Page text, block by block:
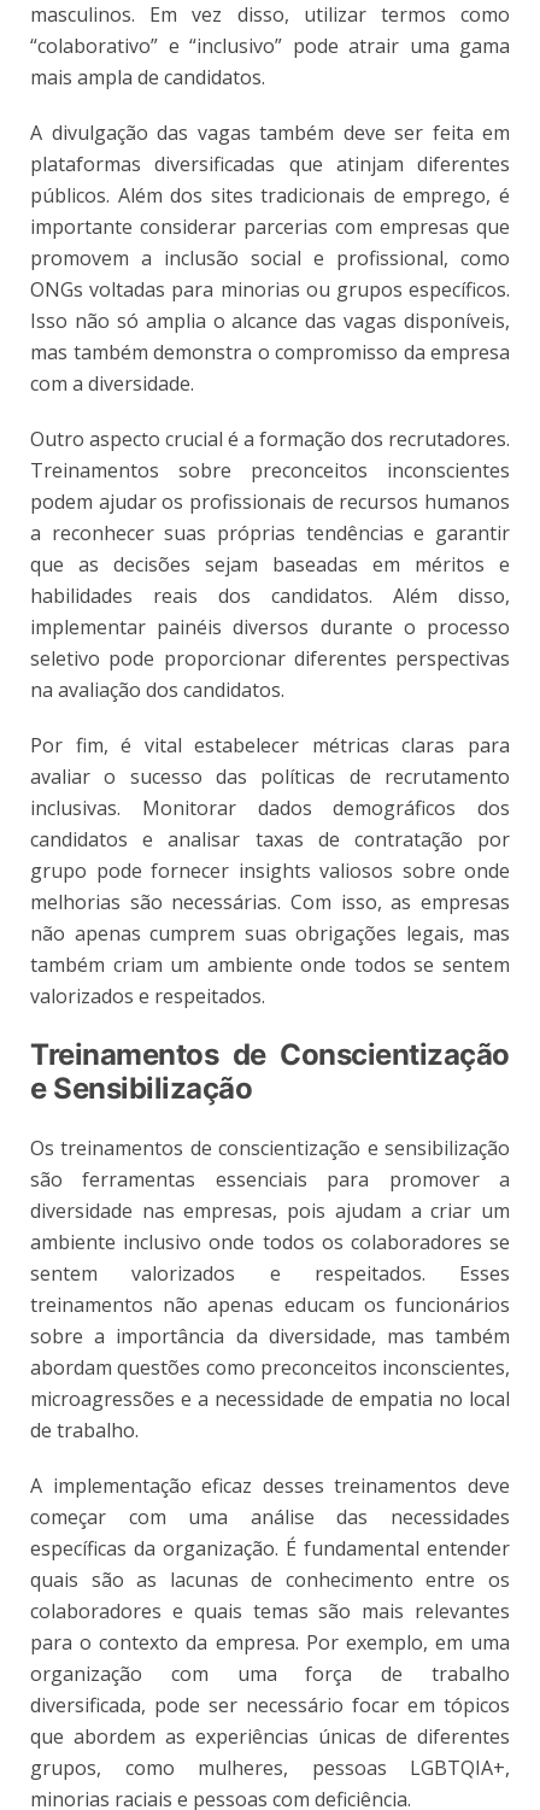
masculinos. Em vez disso, utilizar termos como
“colaborativo” e “inclusivo” pode atrair uma gama
mais ampla de candidatos.
A divulgação das vagas também deve ser feita em
plataformas diversificadas que atinjam diferentes
públicos. Além dos sites tradicionais de emprego, é
importante considerar parcerias com empresas que
promovem a inclusão social e profissional, como
ONGs voltadas para minorias ou grupos específicos.
Isso não só amplia o alcance das vagas disponíveis,
mas também demonstra o compromisso da empresa
com a diversidade.
Outro aspecto crucial é a formação dos recrutadores.
Treinamentos sobre preconceitos inconscientes
podem ajudar os profissionais de recursos humanos
a reconhecer suas próprias tendências e garantir
que as decisões sejam baseadas em méritos e
habilidades reais dos candidatos. Além disso,
implementar painéis diversos durante o processo
seletivo pode proporcionar diferentes perspectivas
na avaliação dos candidatos.
Por fim, é vital estabelecer métricas claras para
avaliar o sucesso das políticas de recrutamento
inclusivas. Monitorar dados demográficos dos
candidatos e analisar taxas de contratação por
grupo pode fornecer insights valiosos sobre onde
melhorias são necessárias. Com isso, as empresas
não apenas cumprem suas obrigações legais, mas
também criam um ambiente onde todos se sentem
valorizados e respeitados.
Treinamentos de Conscientização
e Sensibilização
Os treinamentos de conscientização e sensibilização
são ferramentas essenciais para promover a
diversidade nas empresas, pois ajudam a criar um
ambiente inclusivo onde todos os colaboradores se
sentem valorizados e respeitados. Esses
treinamentos não apenas educam os funcionários
sobre a importância da diversidade, mas também
abordam questões como preconceitos inconscientes,
microagressões e a necessidade de empatia no local
de trabalho.
A implementação eficaz desses treinamentos deve
começar com uma análise das necessidades
específicas da organização. É fundamental entender
quais são as lacunas de conhecimento entre os
colaboradores e quais temas são mais relevantes
para o contexto da empresa. Por exemplo, em uma
organização com uma força de trabalho
diversificada, pode ser necessário focar em tópicos
que abordem as experiências únicas de diferentes
grupos, como mulheres, pessoas LGBTQIA+,
minorias raciais e pessoas com deficiência.